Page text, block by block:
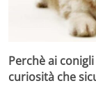
Perchè ai
curiosità che